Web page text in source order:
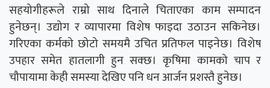
सहयोगीहरूले राम्रो साथ दिनाले चिताएका काम सम्पादन
हुनेछन्। उद्योग र व्यापारमा विशेष फाइदा उठाउन सकिनेछ।
गरिएका कर्मको छोटो समयमै उचित प्रतिफल पाइनेछ। विशेष
उपहार समेत हातलागी हुन सक्छ। कृषिमा कामको चाप र
चौपायामा केही समस्या देखिए पनि धन आर्जन प्रशस्तै हुनेछ।